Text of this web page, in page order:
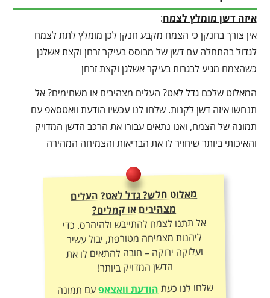
איזה דשן מומלץ לצמח:
אין צורך בחנקן כי הצמח מקבע חנקן לכן מומלץ לתת לצמח
לגדול בהתחלה עם דשן של מבוסס בעיקר זרחן וקצת אשלגן
כשהצמח מגיע לבגרות בעיקר אשלגן וקצת זרחן
המאלוט שלכם גדל לאט? העלים מצהיבים או משחימים? אל
תנחשו איזה דשן לקנות. שלחו לנו עכשיו הודעת וואטסאפ עם
תמונה של הצמח, ואנו נתאים עבורו את הרכב הדשן המדויק
והאיכותי ביותר שיחזיר לו את הבריאות והצמיחה המהירה
מאלוט חלש? גדל לאט? העלים
מצהיבים או קמלים?
אל תתנו לצמח להתייבש ולהיהרס. כדי
ליהנות מצמיחה מטורפת, יבול עשיר
ועלוקה ירוקה – חובה להתאים לו את
הדשן המדויק ביותר!
שלחו לנו כעתהודעת וואצאפעם תמונה
של הצמח – ונתאים לכם את תכשיר